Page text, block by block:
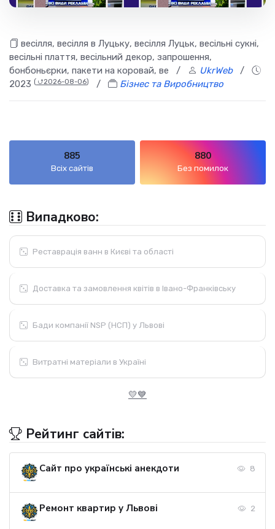
весілля, весілля в Луцьку, весілля Луцьк, весільні сукні,
весільні плаття, весільний декор, запрошення,
бонбоньєрки, пакети на коровай, ве / UkrWeb/
2023 ( ⮍2026-08-06) / Бізнес та Виробництво
885
Всіх сайтів
880
Без помилок
Випадково:
Реставрація ванн в Києві та області
Доставка та замовлення квітів в Івано-Франківську
Бади компанії NSP (НСП) у Львові
Витратні матеріали в Україні
💛💙
Рейтинг сайтів:
Сайт про українські анекдоти 8
Ремонт квартир у Львові 2